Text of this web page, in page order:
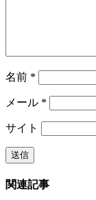
名前 *
メール *
サイト
関連記事